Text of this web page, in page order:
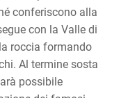
conferiscono alla
con la Valle di
roccia formando
Al termine sosta
possibile